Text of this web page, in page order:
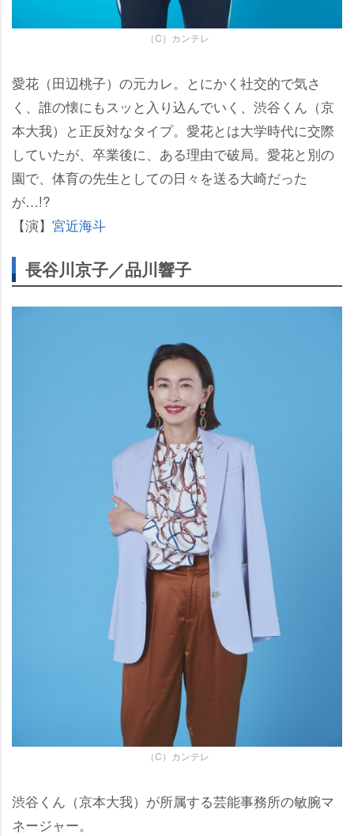
（C）カンテレ
愛花（田辺桃子）の元カレ。とにかく社交的で気さ
く、誰の懐にもスッと入り込んでいく、渋谷くん（京
本大我）と正反対なタイプ。愛花とは大学時代に交際
していたが、卒業後に、ある理由で破局。愛花と別の
園で、体育の先生としての日々を送る大崎だった
が…!?
【演】 宮近海斗
長谷川京子／品川響子
（C）カンテレ
渋谷くん（京本大我）が所属する芸能事務所の敏腕マ
ネージャー。